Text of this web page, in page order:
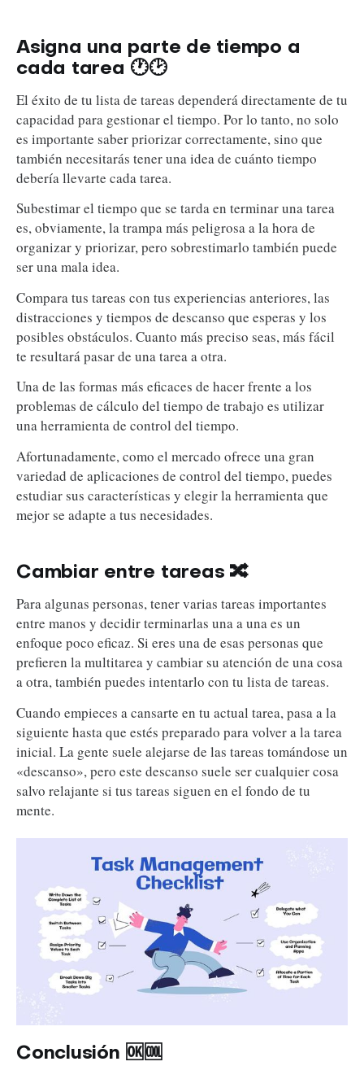
Asigna una parte de tiempo a
cada tarea 🕐🕑
El éxito de tu lista de tareas dependerá directamente de tu
capacidad para gestionar el tiempo. Por lo tanto, no solo
es importante saber priorizar correctamente, sino que
también necesitarás tener una idea de cuánto tiempo
debería llevarte cada tarea.
Subestimar el tiempo que se tarda en terminar una tarea
es, obviamente, la trampa más peligrosa a la hora de
organizar y priorizar, pero sobrestimarlo también puede
ser una mala idea.
Compara tus tareas con tus experiencias anteriores, las
distracciones y tiempos de descanso que esperas y los
posibles obstáculos. Cuanto más preciso seas, más fácil
te resultará pasar de una tarea a otra.
Una de las formas más eficaces de hacer frente a los
problemas de cálculo del tiempo de trabajo es utilizar
una herramienta de control del tiempo.
Afortunadamente, como el mercado ofrece una gran
variedad de aplicaciones de control del tiempo, puedes
estudiar sus características y elegir la herramienta que
mejor se adapte a tus necesidades.
Cambiar entre tareas🔀
Para algunas personas, tener varias tareas importantes
entre manos y decidir terminarlas una a una es un
enfoque poco eficaz. Si eres una de esas personas que
prefieren la multitarea y cambiar su atención de una cosa
a otra, también puedes intentarlo con tu lista de tareas.
Cuando empieces a cansarte en tu actual tarea, pasa a la
siguiente hasta que estés preparado para volver a la tarea
inicial. La gente suele alejarse de las tareas tomándose un
«descanso», pero este descanso suele ser cualquier cosa
salvo relajante si tus tareas siguen en el fondo de tu
mente.
Conclusión 🆗🆒